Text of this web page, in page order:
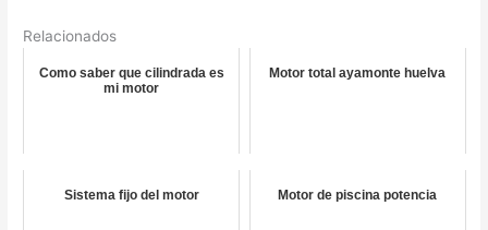
Relacionados
Como saber que cilindrada es
mi motor
Motor total ayamonte huelva
Sistema fijo del motor Motor de piscina potencia